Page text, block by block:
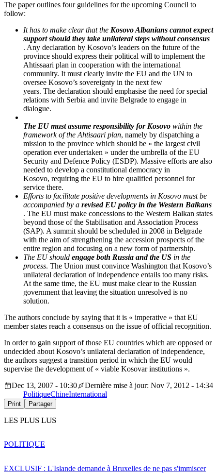
The paper outlines four guidelines for the upcoming Council to
follow:
It has to make clear that the Kosovo Albanians cannot expect
support should they take unilateral steps without consensus
. Any declaration by Kosovo’s leaders on the future of the
province should express their political will to implement the
Ahtissaari plan in cooperation with the international
community. It must clearly invite the EU and the UN to
oversee Kosovo’s sovereignty in the next few
years. The declaration should emphasise the need for special
relations with Serbia and invite Belgrade to engage in
dialogue.
The EU must assume responsibility for Kosovo within the
framework of the Ahtisaari plan, namely by dispatching a
mission to the province which should be « the largest civil
operation ever undertaken » under the umbrella of the EU
Security and Defence Policy (ESDP). Massive efforts are also
needed to develop a constitutional democracy in
Kosovo, requiring the EU to hire qualified personnel for
service there.
Efforts to facilitate positive developments in Kosovo must be
accompanied by a revised EU policy in the Western Balkans
. The EU must make concessions to the Western Balkan states
beyond those of the Stabilisation and Association Process
(SAP). A summit should be scheduled in 2008 in Belgrade
with the aim of strengthening the accession prospects of the
entire region and focusing on a new form of partnership.
The EU should engage both Russia and the US in the
process. The Union must convince Washington that Kosovo’s
unilateral declaration of independence entails too many risks.
At the same time, the EU must make clear to the Russian
government that leaving the situation unresolved is no
solution.
The authors conclude by saying that it is « imperative » that EU
member states reach a consensus on the issue of official recognition.
In order to gain support of those EU countries which are opposed or
undecided about Kosovo’s unilateral declaration of independence,
the authors suggest a transition period in which the EU would
supervise the development of « viable Kosovar institutions ».
Dec 13, 2007 - 10:30
Dernière mise à jour: Nov 7, 2012 - 14:34
PolitiqueChineInternational
Print Partager
LES PLUS LUS
EXCLUSIF : L'Islande demande à Bruxelles de ne pas s'immiscer
POLITIQUE